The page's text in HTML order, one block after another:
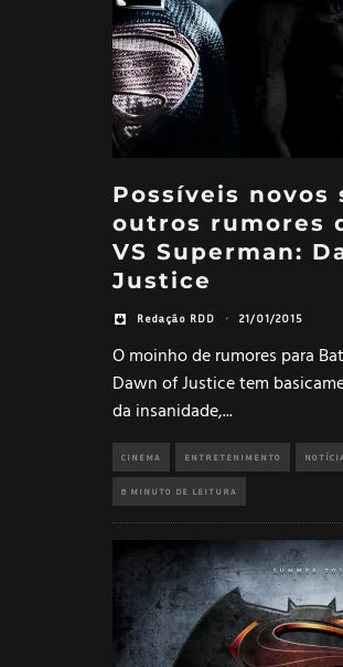
Possíveis novos
outros rumores
VS Superman:
Justice
Redação RDD · 21/01/2015
O moinho de rumores para
Dawn of Justice tem
da insanidade,...
CINEMA ENTRETENIMENTO
6 MINUTO DE LEITURA